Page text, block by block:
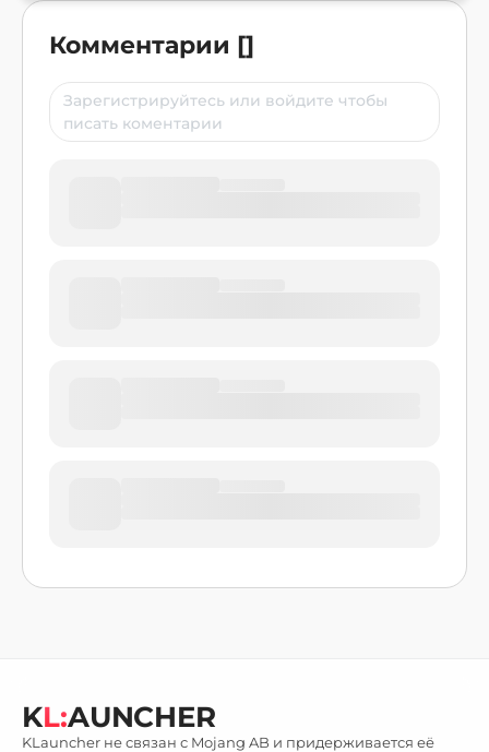
Комментарии []
KL:AUNCHER
KLauncher не связан с Mojang AB и придерживается её